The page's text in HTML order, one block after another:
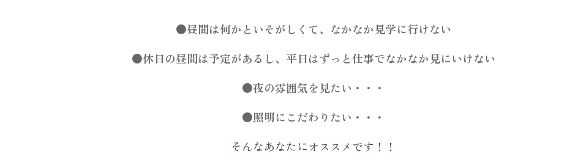
●昼間は何かといそがしくて、なかなか見学に行けない
●休日の昼間は予定があるし、平日はずっと仕事でなかなか見にいけない
●夜の雰囲気を見たい・・・
●照明にこだわりたい・・・
そんなあなたにオススメです！！